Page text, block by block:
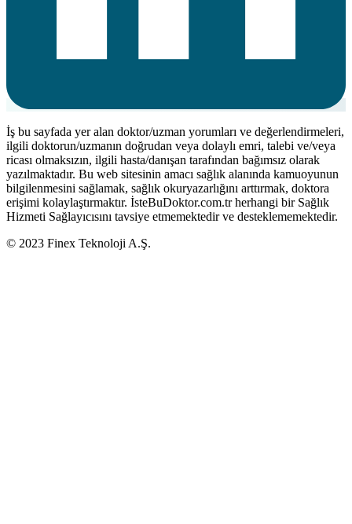
İş bu sayfada yer alan doktor/uzman yorumları ve değerlendirmeleri,
ilgili doktorun/uzmanın doğrudan veya dolaylı emri, talebi ve/veya
ricası olmaksızın, ilgili hasta/danışan tarafından bağımsız olarak
yazılmaktadır. Bu web sitesinin amacı sağlık alanında kamuoyunun
bilgilenmesini sağlamak, sağlık okuryazarlığını arttırmak, doktora
erişimi kolaylaştırmaktır. İsteBuDoktor.com.tr herhangi bir Sağlık
Hizmeti Sağlayıcısını tavsiye etmemektedir ve desteklememektedir.
© 2023 Finex Teknoloji A.Ş.